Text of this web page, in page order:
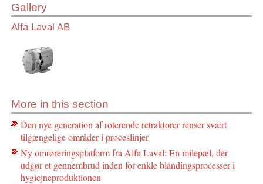
Gallery
Alfa Laval AB
More in this section
Den nye generation af roterende retraktorer renser svært
tilgængelige områder i proceslinjer
Ny omrøreringsplatform fra Alfa Laval: En milepæl, der
udgør et gennembrud inden for enkle blandingsprocesser i
hygiejneproduktionen